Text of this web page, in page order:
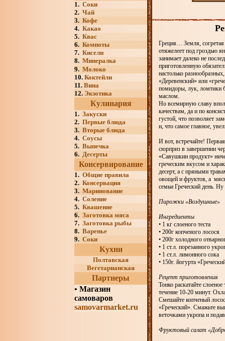
1. Соки
2. Чай
3. Кофе
4. Какао
5. Квас
6. Компоты
7. Кисели
8. Минералка
9. Молоко
10. Коктейли
11. Вина
12. Экзотика
Кулинария
1. Закуски
2. Первые блюда
3. Вторые блюда
4. Соусы
5. Выпечка
6. Десерты
Консервирование
1. Общие правила
2. Консервация
3. Маринование
4. Соление
5. Квашение
6. Заготовка мяса
7. Заготовка рыбы
8. Варенье
9. Соки
Кухни
Полтавская
Вегетарианская
Партнеры
• Магазин
самоваров
samovarmarket.ru
Греция… Земля, согретая
отяжелеет под гроздью
занимает далеко не
приготовленную
настолько
«Деревенский» или
помидоры, лук, ломтики
маслом.
Но всемирную славу
качествам, да и по
густой, что позволяет
и, что самое главное,
И вот, встречайте!
сюрприз в завершении
«Савушкин продукт»
греческим вкусом и
десерт, а с пряными
овощей и фруктов, а
семьи Греческий день.
Пирожки «Воздушные»
Ингредиенты
• 1 кг слоеного теста
• 200г копченого лосося
• 200г холодного
• 1 ст.л. порезанного
• 1 ст.л. лимонного сока
• 150г. йогурта
Рецепт приготовления
Тонко раскатайте
течение 10-20 минут.
Смешайте копченый
«Греческий». Смажьте
веточками укропа и
Фруктовый салат